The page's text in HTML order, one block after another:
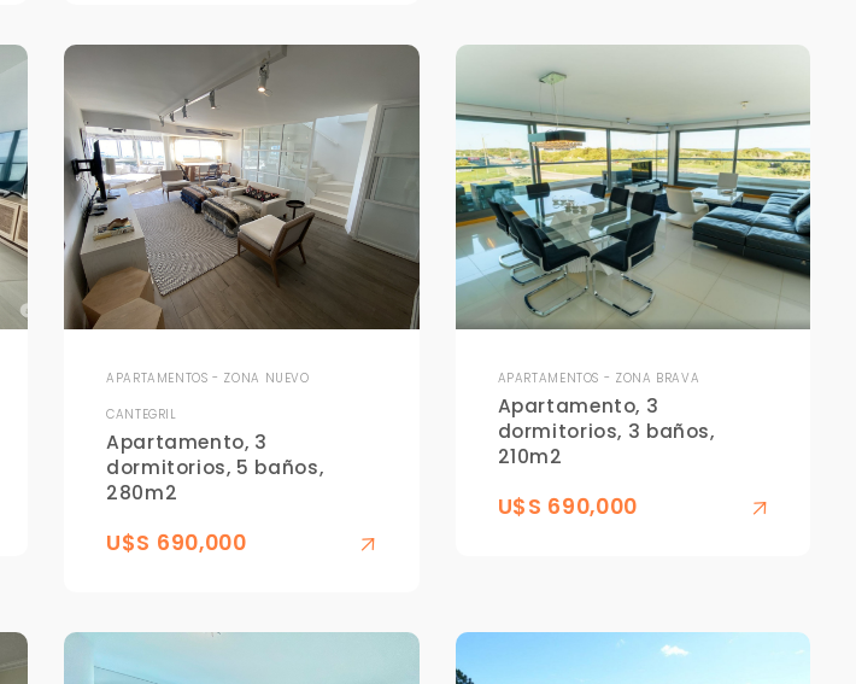
APARTAMENTOS - ZONA NUEVO
CANTEGRIL
Apartamento, 3
dormitorios, 5 baños,
280m2
U$S 690,000
APARTAMENTOS - ZONA BRAVA
Apartamento, 3
dormitorios, 3 baños,
210m2
U$S 690,000